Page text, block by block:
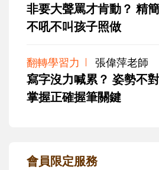
非要大聲罵才肯動？ 精
不吼不叫孩子照做
翻轉學習力 張偉萍老師
寫字沒力喊累？ 姿勢不
掌握正確握筆關鍵
會員限定服務